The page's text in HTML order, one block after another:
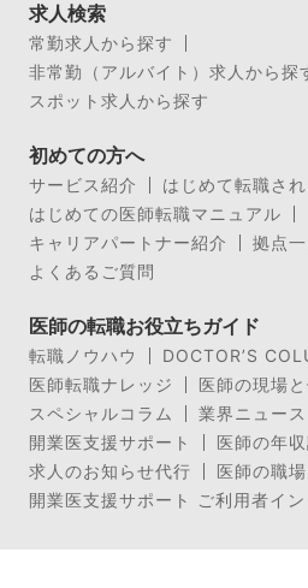
求人検索
常勤求人から探す
非常勤（アルバイト）求人から探
スポット求人から探す
初めての方へ
サービス紹介
はじめて転職さ
はじめての医師転職マニュアル
キャリアパートナー紹介
拠点
よくあるご質問
医師の転職お役立ちガイド
転職ノウハウ
DOCTOR’S
医師転職ナレッジ
医師の現場
スペシャルコラム
業界ニュース
開業医支援サポート
医師の年
求人のお知らせ代行
医師の職
開業医支援サポート ご利用者イ